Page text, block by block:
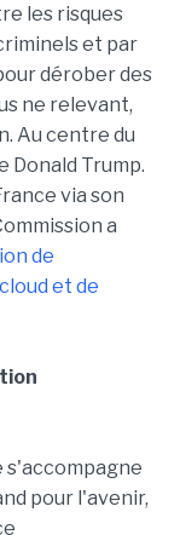
les risques
et par
dérober des
ne relevant,
Au centre du
Donald Trump.
via son
a
de
et de
s'accompagne
pour l'avenir,